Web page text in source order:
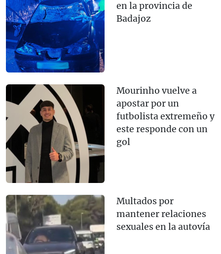
en la provincia de
Badajoz
Mourinho vuelve a
apostar por un
futbolista extremeño y
este responde con un
gol
Multados por
mantener relaciones
sexuales en la autovía